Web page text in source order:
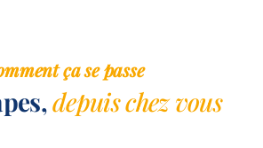
ça se passe
depuis chez vous